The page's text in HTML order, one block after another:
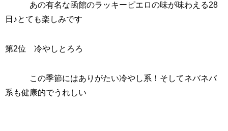
あの有名な函館のラッキーピエロの味が味わえる28
日♪とても楽しみです
第2位 冷やしとろろ
この季節にはありがたい冷やし系！そしてネバネバ
系も健康的でうれしい